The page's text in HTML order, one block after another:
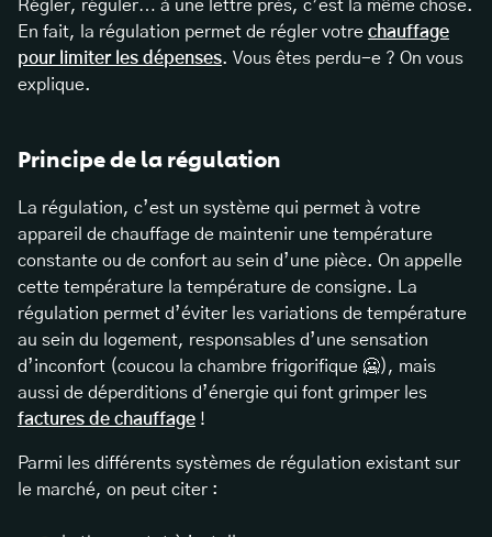
Régler, réguler… à une lettre près, c’est la même chose.
En fait, la régulation permet de régler votre chauffage
pour limiter les dépenses. Vous êtes perdu-e ? On vous
explique.
Principe de la régulation
La régulation, c’est un système qui permet à votre
appareil de chauffage de maintenir une température
constante ou de confort au sein d’une pièce. On appelle
cette température la température de consigne. La
régulation permet d’éviter les variations de température
au sein du logement, responsables d’une sensation
d’inconfort (coucou la chambre frigorifique 🥶), mais
aussi de déperditions d’énergie qui font grimper les
factures de chauffage !
Parmi les différents systèmes de régulation existant sur
le marché, on peut citer :